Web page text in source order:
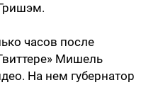
часов после
Мишель
На нем губернатор